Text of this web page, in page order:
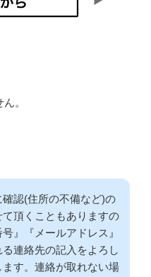
。
確認(住所の不備など)の
て頂くこともありますの
』『メールアドレス』
連絡先の記入をよろし
ます。連絡が取れない場